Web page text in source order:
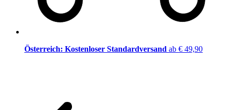
Österreich: Kostenloser Standardversand ab € 49,90